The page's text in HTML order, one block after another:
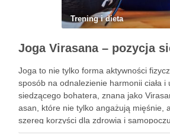
Trening i dieta
Joga to nie tylko forma aktywności
sposób na odnalezienie harmonii ciała i
siedzącego bohatera, znana jako
asan, które nie tylko angażują mięśnie,
szereg korzyści dla zdrowia i
praktykowanie tej pozycji może